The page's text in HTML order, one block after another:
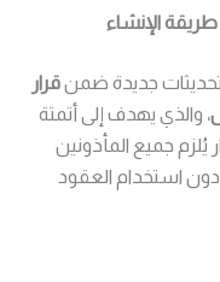
الإنشاء
جديدة ضمنقرار
، والذي يهدف إلى أتمتة
جميع المأذونين
دون استخدام العقود